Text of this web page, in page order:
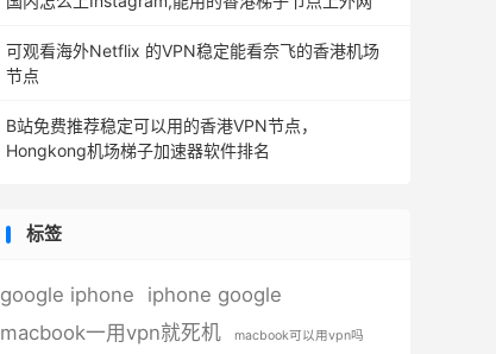
可观看海外Netflix 的VPN稳定能看奈飞的香港机场
节点
B站免费推荐稳定可以用的香港VPN节点，
Hongkong机场梯子加速器软件排名
标签
google iphone
iphone google
macbook一用vpn就死机
macbook可以用vpn吗